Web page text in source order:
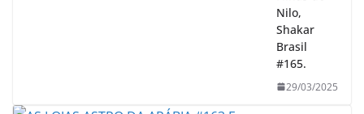
Nilo,
Shakar
Brasil
#165.
29/03/2025